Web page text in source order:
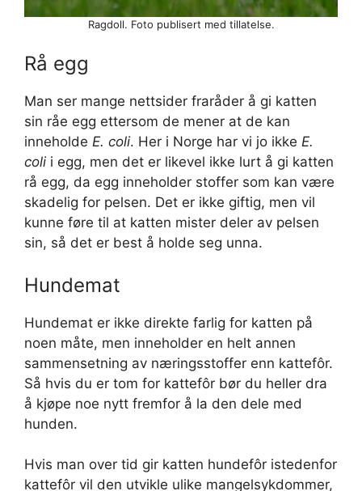
Ragdoll. Foto publisert med tillatelse.
Rå egg
Man ser mange nettsider fraråder å gi katten
sin råe egg ettersom de mener at de kan
inneholde E. coli. Her i Norge har vi jo ikke E.
coli i egg, men det er likevel ikke lurt å gi katten
rå egg, da egg inneholder stoffer som kan være
skadelig for pelsen. Det er ikke giftig, men vil
kunne føre til at katten mister deler av pelsen
sin, så det er best å holde seg unna.
Hundemat
Hundemat er ikke direkte farlig for katten på
noen måte, men inneholder en helt annen
sammensetning av næringsstoffer enn kattefôr.
Så hvis du er tom for kattefôr bør du heller dra
å kjøpe noe nytt fremfor å la den dele med
hunden.
Hvis man over tid gir katten hundefôr istedenfor
kattefôr vil den utvikle ulike mangelsykdommer,